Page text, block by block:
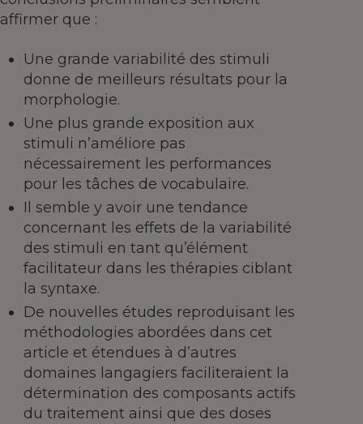
affirmer que :
Une grande variabilité des stimuli
donne de meilleurs résultats pour la
morphologie.
Une plus grande exposition aux
stimuli n’améliore pas
nécessairement les performances
pour les tâches de vocabulaire.
Il semble y avoir une tendance
concernant les effets de la variabilité
des stimuli en tant qu’élément
facilitateur dans les thérapies ciblant
la syntaxe.
De nouvelles études reproduisant les
méthodologies abordées dans cet
article et étendues à d’autres
domaines langagiers faciliteraient la
détermination des composants actifs
du traitement ainsi que des doses